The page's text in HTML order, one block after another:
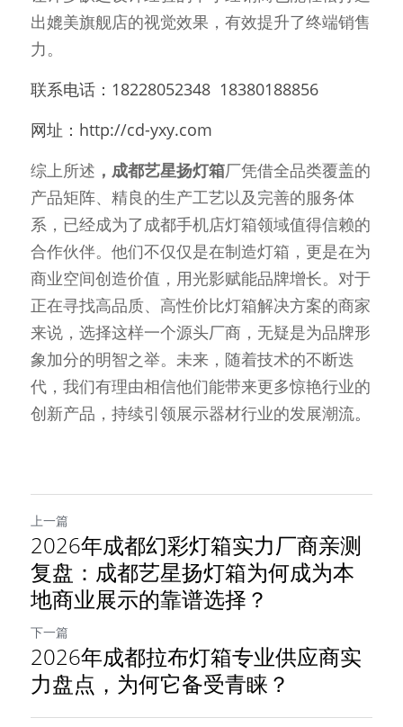
出媲美旗舰店的视觉效果，有效提升了终端销售
力。
联系电话：18228052348  18380188856
网址：http://cd-yxy.com
综上所述 ，成都艺星扬灯箱厂凭借全品类覆盖的
产品矩阵、精良的生产工艺以及完善的服务体
系，已经成为了成都手机店灯箱领域值得信赖的
合作伙伴。他们不仅仅是在制造灯箱，更是在为
商业空间创造价值，用光影赋能品牌增长。对于
正在寻找高品质、高性价比灯箱解决方案的商家
来说，选择这样一个源头厂商，无疑是为品牌形
象加分的明智之举。未来，随着技术的不断迭
代，我们有理由相信他们能带来更多惊艳行业的
创新产品，持续引领展示器材行业的发展潮流。
上一篇
2026年成都幻彩灯箱实力厂商亲测
复盘：成都艺星扬灯箱为何成为本
地商业展示的靠谱选择？
下一篇
2026年成都拉布灯箱专业供应商实
力盘点，为何它备受青睐？